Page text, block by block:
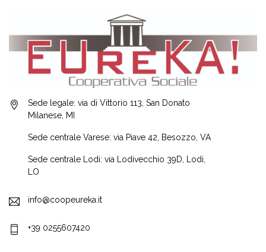
Sede legale: via di Vittorio 113, San Donato
Milanese, MI
Sede centrale Varese: via Piave 42, Besozzo, VA
Sede centrale Lodi: via Lodivecchio 39D, Lodi,
LO
info@coopeureka.it
+39 0255607420